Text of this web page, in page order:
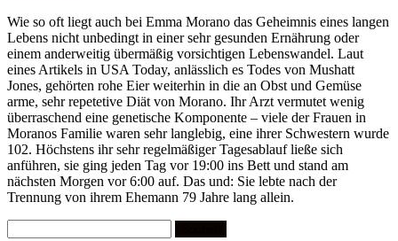
Wie so oft liegt auch bei Emma Morano das Geheimnis eines langen
Lebens nicht unbedingt in einer sehr gesunden Ernährung oder
einem anderweitig übermäßig vorsichtigen Lebenswandel. Laut
eines Artikels in USA Today, anlässlich es Todes von Mushatt
Jones, gehörten rohe Eier weiterhin in die an Obst und Gemüse
arme, sehr repetetive Diät von Morano. Ihr Arzt vermutet wenig
überraschend eine genetische Komponente – viele der Frauen in
Moranos Familie waren sehr langlebig, eine ihrer Schwestern wurde
102. Höchstens ihr sehr regelmäßiger Tagesablauf ließe sich
anführen, sie ging jeden Tag vor 19:00 ins Bett und stand am
nächsten Morgen vor 6:00 auf. Das und: Sie lebte nach der
Trennung von ihrem Ehemann 79 Jahre lang allein.